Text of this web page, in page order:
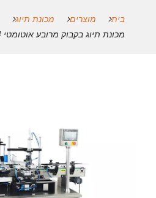
בית מוצרים
מכונת תיוג
מכונת תיוג בקבוק מרובע אוטומטי 4 צדדים